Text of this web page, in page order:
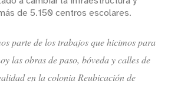
de 5.150 centros escolares.
parte de los trabajos que hicimos para
las obras de paso, bóveda y calles de
en la colonia Reubicación de